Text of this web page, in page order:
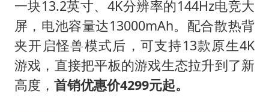
一块13.2英寸、4K分辨率的144Hz电竞大
屏，电池容量达13000mAh。配合散热背
夹开启怪兽模式后，可支持13款原生4K
游戏，直接把平板的游戏生态拉升到了新
高度， 首销优惠价4299元起。